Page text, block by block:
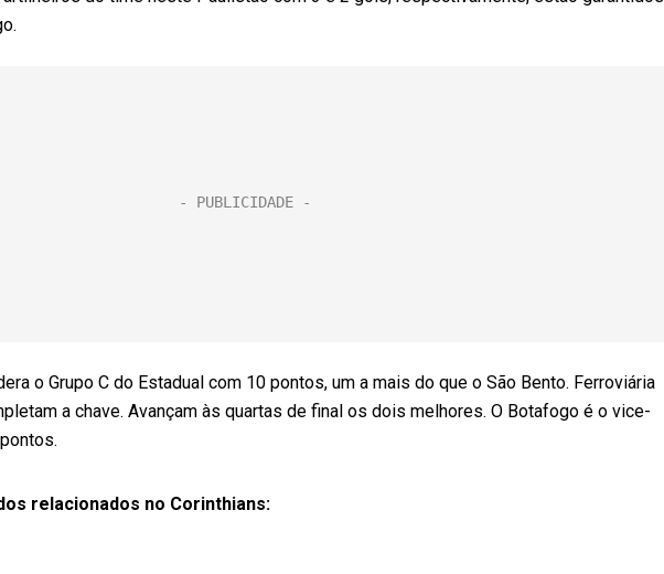
o Grupo C do Estadual com 10 pontos, um a mais do que o São Bento. Ferroviária
a chave. Avançam às quartas de final os dois melhores. O Botafogo é o vice-
relacionados no Corinthians: